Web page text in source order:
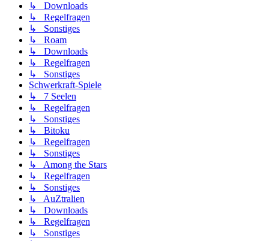
↳ Downloads
↳ Regelfragen
↳ Sonstiges
↳ Roam
↳ Downloads
↳ Regelfragen
↳ Sonstiges
Schwerkraft-Spiele
↳ 7 Seelen
↳ Regelfragen
↳ Sonstiges
↳ Bitoku
↳ Regelfragen
↳ Sonstiges
↳ Among the Stars
↳ Regelfragen
↳ Sonstiges
↳ AuZtralien
↳ Downloads
↳ Regelfragen
↳ Sonstiges